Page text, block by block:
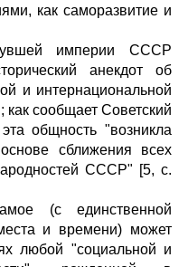
как саморазвитие и
империи СССР
анекдот об
и интернациональной
сообщает Советский
общность "возникла
сближения всех
СССР" [5, с.
(с единственной
и времени) может
любой "социальной и